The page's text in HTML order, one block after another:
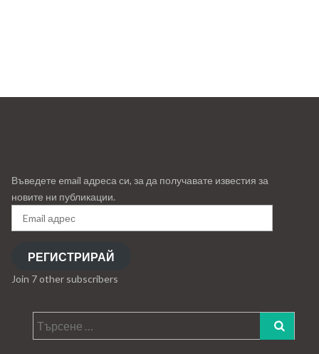
Въведете email адреса си, за да получавате известия за
новите ни публикации.
Email
адрес
РЕГИСТРИРАЙ
Join 7 other subscribers
Търсене
за: